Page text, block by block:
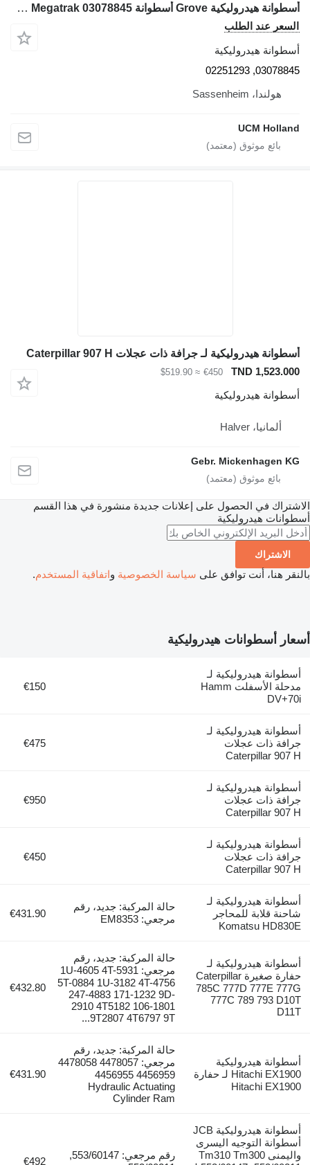
أسطوانة هيدروليكية Grove أسطوانة GMK Megatrak 03078845 لـ الرافعات (الأوناش)
السعر عند الطلب
أسطوانة هيدروليكية
03078845, 02251293
هولندا، Sassenheim
UCM Holland
أسطوانة هيدروليكية لـ جرافة ذات عجلات Caterpillar 907 H
TND 1,523.000
€450
≈ $519.90
أسطوانة هيدروليكية
ألمانيا، Halver
Gebr. Mickenhagen KG
الاشتراك في الحصول على إعلانات جديدة منشورة في هذا القسم
أسطوانات هيدروليكية
الاشتراك
بالنقر هنا، أنت توافق على سياسة الخصوصية واتفاقية المستخدم.
أسعار أسطوانات هيدروليكية
أسطوانة هيدروليكية لـ
مدحلة الأسفلت Hamm
DV+70i
€150
أسطوانة هيدروليكية لـ
جرافة ذات عجلات
Caterpillar 907 H
€475
أسطوانة هيدروليكية لـ
جرافة ذات عجلات
Caterpillar 907 H
€950
أسطوانة هيدروليكية لـ
جرافة ذات عجلات
Caterpillar 907 H
€450
أسطوانة هيدروليكية لـ
شاحنة قلابة للمحاجر
Komatsu HD830E
حالة المركبة: جديد، رقم
مرجعي: EM8353
€431.90
أسطوانة هيدروليكية لـ
حفارة صغيرة Caterpillar
785C 777D 777E 777G
777C 789 793 D10T
D11T
حالة المركبة: جديد، رقم
مرجعي: 1U-4605 4T-5931
5T-0884 1U-3182 4T-4756
247-4883 171-1232 9D-
2910 4T5182 106-1801
9T2807 4T6797 9T...
€432.80
أسطوانة هيدروليكية
Hitachi EX1900 لـ حفارة
Hitachi EX1900
حالة المركبة: جديد، رقم
مرجعي: 4478057 4478058
4456959 4456955
Hydraulic Actuating
Cylinder Ram
€431.90
أسطوانة هيدروليكية JCB
أسطوانة التوجيه اليسرى
واليمنى Tm310 Tm300
رقم مرجعي: 553/60147,
€492